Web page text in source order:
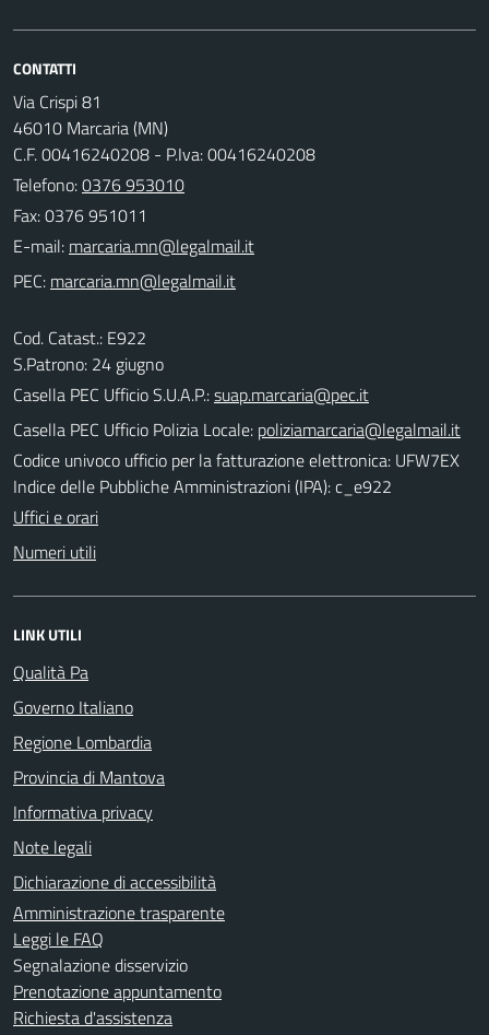
CONTATTI
Via Crispi 81
46010 Marcaria (MN)
C.F. 00416240208 - P.Iva: 00416240208
Telefono:0376 953010
Fax: 0376 951011
E-mail:
PEC:
Cod. Catast.: E922
S.Patrono: 24 giugno
Casella PEC Ufficio S.U.A.P.:suap.marcaria@pec.it
Casella PEC Ufficio Polizia Locale: poliziamarcaria@legalmail.it
Codice univoco ufficio per la fatturazione elettronica: UFW7EX
Indice delle Pubbliche Amministrazioni (IPA): c_e922
Uffici e orari
Numeri utili
LINK UTILI
Qualità Pa
Governo Italiano
Regione Lombardia
Provincia di Mantova
Informativa privacy
Note legali
Dichiarazione di accessibilità
Amministrazione trasparente
Leggi le FAQ
Segnalazione disservizio
Prenotazione appuntamento
Richiesta d'assistenza